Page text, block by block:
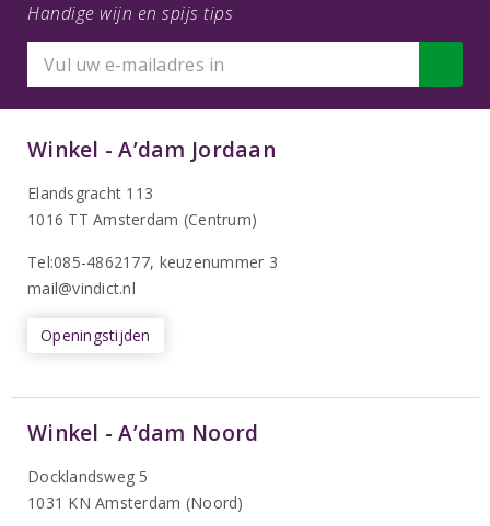
Handige wijn en spijs tips
Winkel - A’dam Jordaan
Elandsgracht 113
1016 TT Amsterdam (Centrum)
Tel:085-4862177, keuzenummer 3
mail@vindict.nl
Openingstijden
Winkel - A’dam Noord
Docklandsweg 5
1031 KN Amsterdam (Noord)